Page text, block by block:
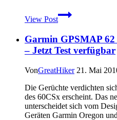
View Post
Preisgünstiges
mobiles
Ladegerät
für
Unterwegs
–
Der
FreeLoader
im
Test
Garmin GPSMAP 62
– Jetzt Test verfügbar
VonGreatHiker 21. Mai
Die Gerüchte verdichten
des 60CSx erscheint. Das
unterscheidet sich vom
Geräten Garmin Oregon